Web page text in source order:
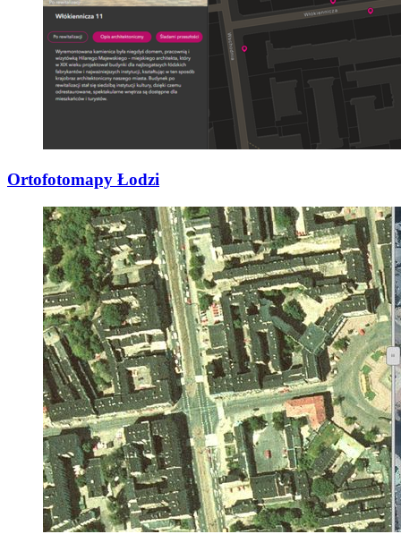
Ortofotomapy Łodzi